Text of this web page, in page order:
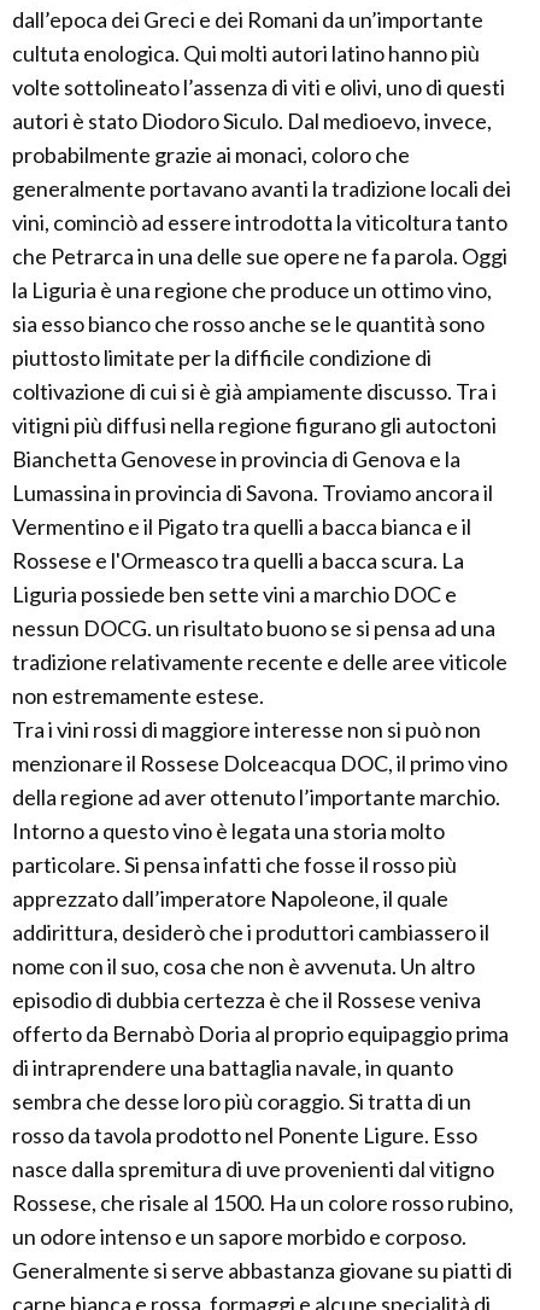
dall’epoca dei Greci e dei Romani da un’importante
cultuta enologica. Qui molti autori latino hanno più
volte sottolineato l’assenza di viti e olivi, uno di questi
autori è stato Diodoro Siculo. Dal medioevo, invece,
probabilmente grazie ai monaci, coloro che
generalmente portavano avanti la tradizione locali dei
vini, cominciò ad essere introdotta la viticoltura tanto
che Petrarca in una delle sue opere ne fa parola. Oggi
la Liguria è una regione che produce un ottimo vino,
sia esso bianco che rosso anche se le quantità sono
piuttosto limitate per la difficile condizione di
coltivazione di cui si è già ampiamente discusso. Tra i
vitigni più diffusi nella regione figurano gli autoctoni
Bianchetta Genovese in provincia di Genova e la
Lumassina in provincia di Savona. Troviamo ancora il
Vermentino e il Pigato tra quelli a bacca bianca e il
Rossese e l'Ormeasco tra quelli a bacca scura. La
Liguria possiede ben sette vini a marchio DOC e
nessun DOCG. un risultato buono se si pensa ad una
tradizione relativamente recente e delle aree viticole
non estremamente estese.
Tra i vini rossi di maggiore interesse non si può non
menzionare il Rossese Dolceacqua DOC, il primo vino
della regione ad aver ottenuto l’importante marchio.
Intorno a questo vino è legata una storia molto
particolare. Si pensa infatti che fosse il rosso più
apprezzato dall’imperatore Napoleone, il quale
addirittura, desiderò che i produttori cambiassero il
nome con il suo, cosa che non è avvenuta. Un altro
episodio di dubbia certezza è che il Rossese veniva
offerto da Bernabò Doria al proprio equipaggio prima
di intraprendere una battaglia navale, in quanto
sembra che desse loro più coraggio. Si tratta di un
rosso da tavola prodotto nel Ponente Ligure. Esso
nasce dalla spremitura di uve provenienti dal vitigno
Rossese, che risale al 1500. Ha un colore rosso rubino,
un odore intenso e un sapore morbido e corposo.
Generalmente si serve abbastanza giovane su piatti di
carne bianca e rossa, formaggi e alcune specialità di